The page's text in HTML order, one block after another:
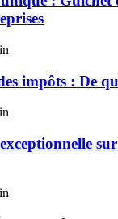
impôts : De
sur